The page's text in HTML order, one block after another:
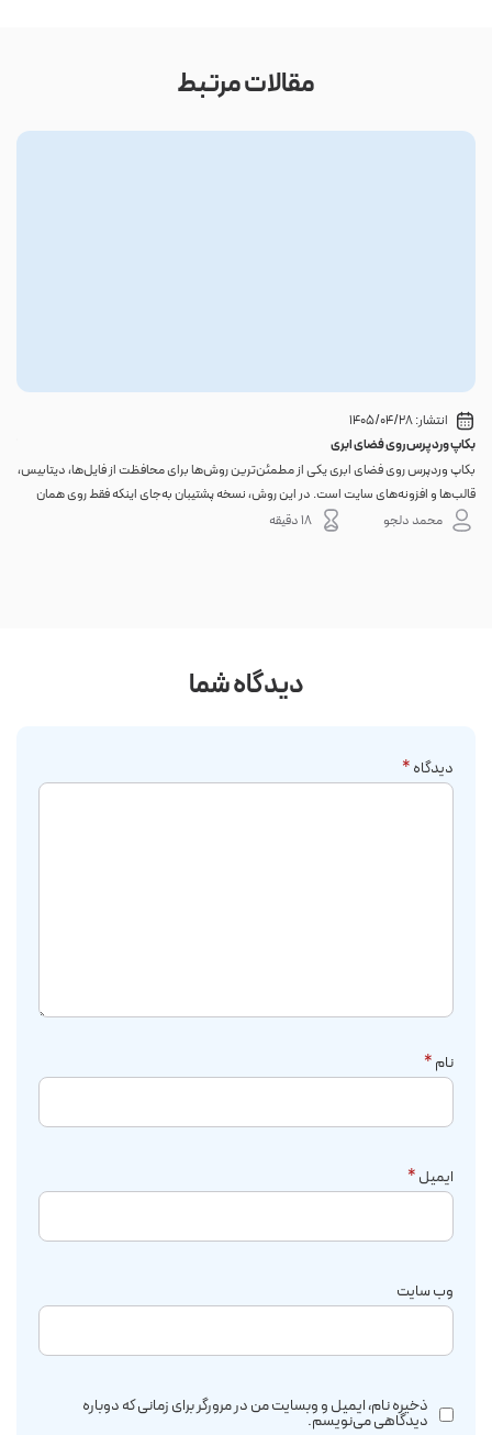
مقالات مرتبط
انتشار:1405/04/28
بکاپ وردپرس روی فضای ابری
بکاپ وردپرس روی فضای ابری یکی از مطمئن‌ترین روش‌ها برای محافظت از فایل‌ها، دیتابیس،
قالب‌ها و افزونه‌های سایت است. در این روش، نسخه پشتیبان به‌جای اینکه فقط روی همان
هاست اصلی باقی بماند، به یک فضای جداگانه منتقل می‌شود؛ بنابراین خرابی سرور، هک
محمد دلجو 18 دقیقه
دیدگاه شما
دیدگاه*
نام*
ایمیل*
وب‌ سایت
ذخیره نام، ایمیل و وبسایت من در مرورگر برای زمانی که دوباره
دیدگاهی می‌نویسم.